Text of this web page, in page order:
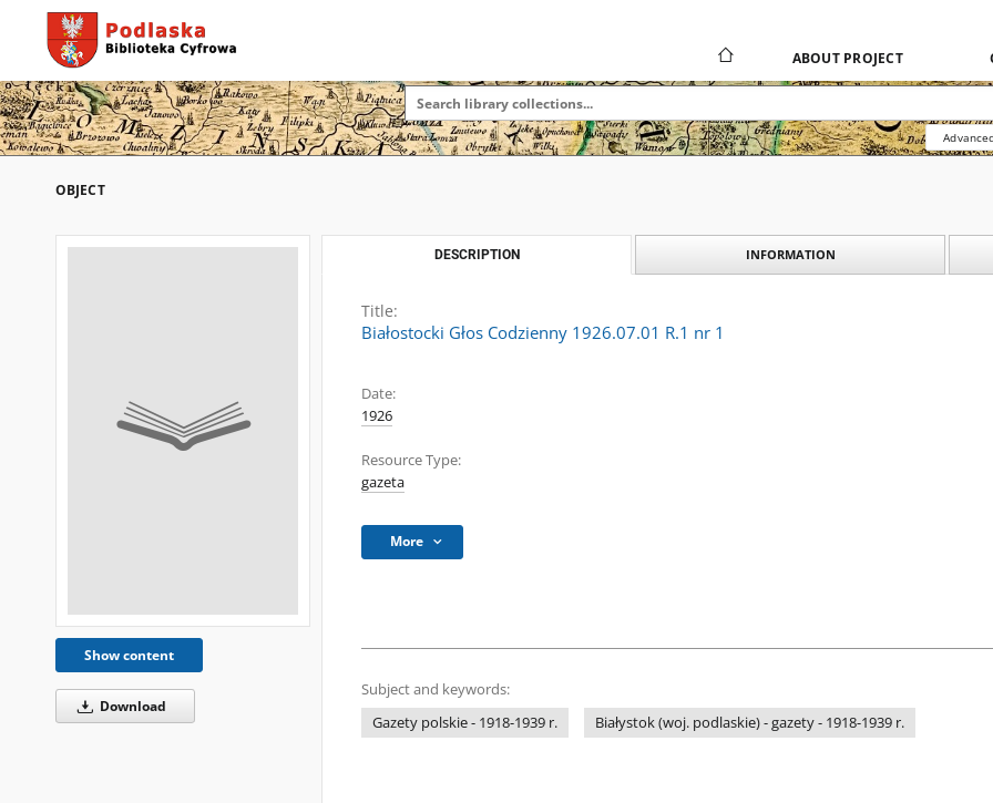
ABOUT PROJECT
OBJECT
Show content
Download
DESCRIPTION INFORMATION
Title:
Białostocki Głos Codzienny 1926.07.01 R.1 nr 1
Date:
1926
Resource Type:
gazeta
More
Subject and keywords:
Gazety polskie - 1918-1939 r.
Białystok (woj. podlaskie) - gazety - 1918-1939 r.